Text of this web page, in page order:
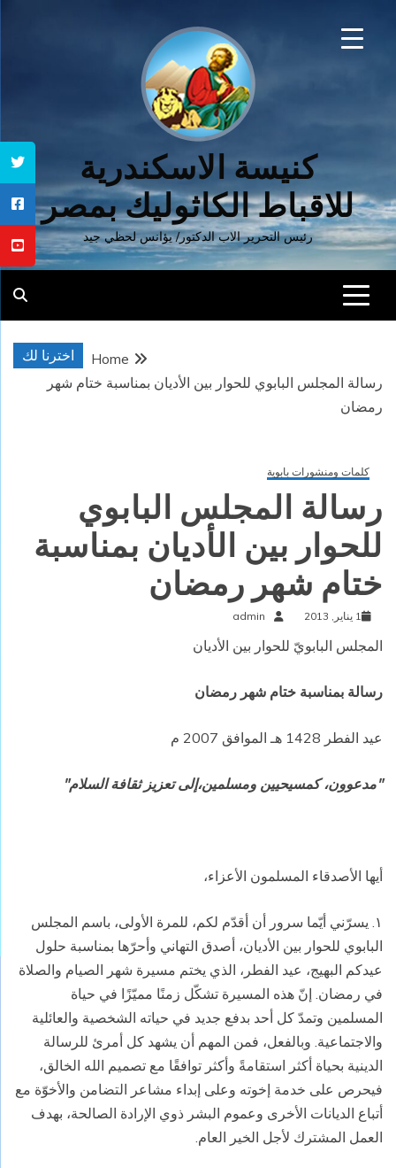
كنيسة الاسكندرية
للاقباط الكاثوليك بمصر
رئيس التحرير الاب الدكتور/ يؤانس لحظي جيد
اخترنا لك
Home
رسالة المجلس البابوي للحوار بين الأديان بمناسبة ختام شهر
رمضان
كلمات ومنشورات بابوية
رسالة المجلس البابوي
للحوار بين الأديان بمناسبة
ختام شهر رمضان
1 يناير, 2013 admin
المجلس البابويّ للحوار بين الأديان
رسالة بمناسبة ختام شهر رمضان
عيد الفطر 1428 هـ الموافق 2007 م
"مدعوون، كمسيحيين ومسلمين،إلى تعزيز ثقافة السلام"
أيها الأصدقاء المسلمون الأعزاء،
١. يسرّني أيّما سرور أن أقدّم لكم، للمرة الأولى، باسم المجلس
البابوي للحوار بين الأديان، أصدق التهاني وأحرّها بمناسبة حلول
عيدكم البهيج، عيد الفطر، الذي يختم مسيرة شهر الصيام والصلاة
في رمضان. إنّ هذه المسيرة تشكّل زمنًا مميّزًا في حياة
المسلمين وتمدّ كل أحد بدفع جديد في حياته الشخصية والعائلية
والاجتماعية. وبالفعل، فمن المهم أن يشهد كل أمرئ للرسالة
الدينية بحياة أكثر استقامةً وأكثر توافقًا مع تصميم الله الخالق،
فيحرص على خدمة إخوته وعلى إبداء مشاعر التضامن والأخوّة مع
أتباع الديانات الأخرى وعموم البشر ذوي الإرادة الصالحة، بهدف
العمل المشترك لأجل الخير العام.